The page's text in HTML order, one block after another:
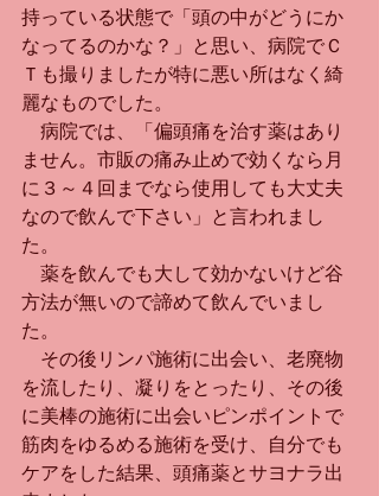
持っている状態で「頭の中がどうにか
なってるのかな？」と思い、病院でＣ
Ｔも撮りましたが特に悪い所はなく綺
麗なものでした。
病院では、「偏頭痛を治す薬はあり
ません。市販の痛み止めで効くなら月
に３～４回までなら使用しても大丈夫
なので飲んで下さい」と言われまし
た。
薬を飲んでも大して効かないけど谷
方法が無いので諦めて飲んでいまし
た。
その後リンパ施術に出会い、老廃物
を流したり、凝りをとったり、その後
に美棒の施術に出会いピンポイントで
筋肉をゆるめる施術を受け、自分でも
ケアをした結果、頭痛薬とサヨナラ出